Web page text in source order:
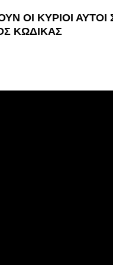
ΟΙ ΚΥΡΙΟΙ
ΚΩΔΙΚΑΣ